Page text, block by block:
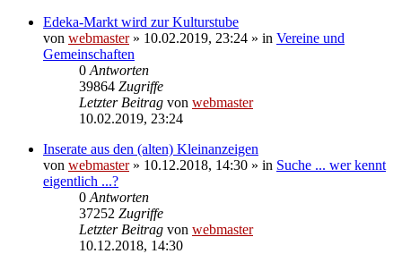
Edeka-Markt wird zur Kulturstube
von webmaster» 10.02.2019, 23:24 » in Vereine und
Gemeinschaften
0 Antworten
39864 Zugriffe
Letzter Beitrag von webmaster
10.02.2019, 23:24
Inserate aus den (alten) Kleinanzeigen
von webmaster» 10.12.2018, 14:30 » in Suche ... wer kennt
eigentlich ...?
0 Antworten
37252 Zugriffe
Letzter Beitrag von webmaster
10.12.2018, 14:30